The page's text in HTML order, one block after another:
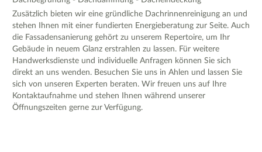
Zusätzlich bieten wir eine gründliche Dachrinnenreinigung an und
stehen Ihnen mit einer fundierten Energieberatung zur Seite. Auch
die Fassadensanierung gehört zu unserem Repertoire, um Ihr
Gebäude in neuem Glanz erstrahlen zu lassen. Für weitere
Handwerksdienste und individuelle Anfragen können Sie sich
direkt an uns wenden. Besuchen Sie uns in Ahlen und lassen Sie
sich von unseren Experten beraten. Wir freuen uns auf Ihre
Kontaktaufnahme und stehen Ihnen während unserer
Öffnungszeiten gerne zur Verfügung.